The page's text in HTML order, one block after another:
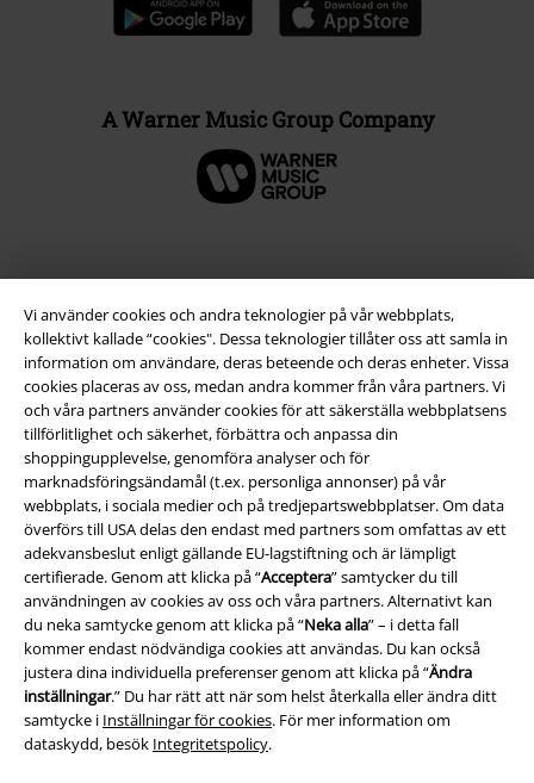
Vi använder cookies och andra teknologier på vår webbplats,
kollektivt kallade “cookies". Dessa teknologier tillåter oss att samla in
information om användare, deras beteende och deras enheter. Vissa
cookies placeras av oss, medan andra kommer från våra partners. Vi
och våra partners använder cookies för att säkerställa webbplatsens
tillförlitlighet och säkerhet, förbättra och anpassa din
shoppingupplevelse, genomföra analyser och för
marknadsföringsändamål (t.ex. personliga annonser) på vår
webbplats, i sociala medier och på tredjepartswebbplatser. Om data
överförs till USA delas den endast med partners som omfattas av ett
adekvansbeslut enligt gällande EU-lagstiftning och är lämpligt
certifierade. Genom att klicka på “Acceptera” samtycker du till
användningen av cookies av oss och våra partners. Alternativt kan
du neka samtycke genom att klicka på “Neka alla” – i detta fall
kommer endast nödvändiga cookies att användas. Du kan också
justera dina individuella preferenser genom att klicka på “Ändra
inställningar.” Du har rätt att när som helst återkalla eller ändra ditt
samtycke i Inställningar för cookies. För mer information om
dataskydd, besök Integritetspolicy.
A Warner Music Group Company
Juridisk information/Villkor
Villkor
Om oss
Ladda ner villkoren
Avfallshantering och miljöskydd
Försäkran om överensstämmelse